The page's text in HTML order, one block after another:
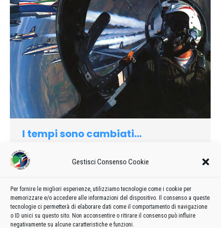
Gestisci Consenso Cookie
Per fornire le migliori esperienze, utilizziamo tecnologie come i cookie per
memorizzare e/o accedere alle informazioni del dispositivo. Il consenso a queste
tecnologie ci permetterà di elaborare dati come il comportamento di navigazione
o ID unici su questo sito. Non acconsentire o ritirare il consenso può influire
negativamente su alcune caratteristiche e funzioni.
I tempi sono cambiati…
1990
Ci voleva proprio il “6° Raduno” per farmi ritornare ìn Pattuglia.
nell’angolo, senza proferir parola, a guardare, a scrutare, ad
osservare, a fare la disamina. E mi sono reso conto che i
tempi sono sì cambiati.